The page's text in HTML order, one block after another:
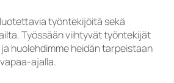
työntekijöitä sekä
Työssään viihtyvät työntekijät
huolehdimme heidän tarpeistaan
ajalla.